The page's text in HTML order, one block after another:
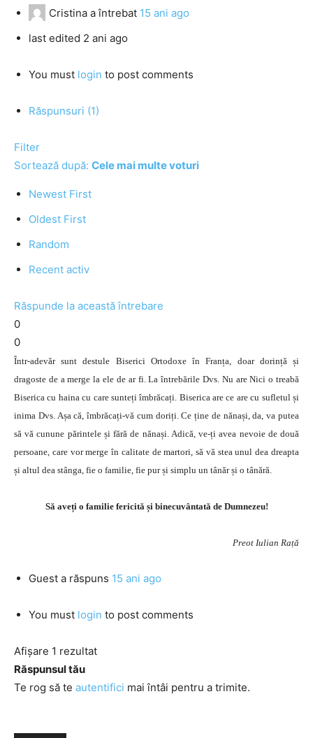
Cristina a întrebat 15 ani ago
last edited 2 ani ago
You must login to post comments
Răspunsuri (1)
Filter
Sortează după: Cele mai multe voturi
Newest First
Oldest First
Random
Recent activ
Răspunde la această întrebare
0
0
Într-adevăr sunt destule Biserici Ortodoxe în Franța, doar dorință și
dragoste de a merge la ele de ar fi. La întrebările Dvs. Nu are Nici o treabă
Biserica cu haina cu care sunteți îmbrăcați. Biserica are ce are cu sufletul și
inima Dvs. Așa că, îmbrăcați-vă cum doriți. Ce ține de nănași, da, va putea
să vă cunune părintele și fără de nănași. Adică, ve-ți avea nevoie de două
persoane, care vor merge în calitate de martori, să vă stea unul dea dreapta
și altul dea stânga, fie o familie, fie pur și simplu un tânăr și o tânără.
Să aveți o familie fericită și binecuvântată de Dumnezeu!
Preot Iulian Rață
Guest a răspuns 15 ani ago
You must login to post comments
Afișare 1 rezultat
Răspunsul tău
Te rog să te autentifici mai întâi pentru a trimite.